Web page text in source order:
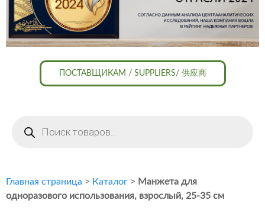
ПОСТАВЩИКАМ / SUPPLIERS/ 供应商
товаров
Главная страница > Каталог > Манжета для
одноразового использования, взрослый, 25-35 см